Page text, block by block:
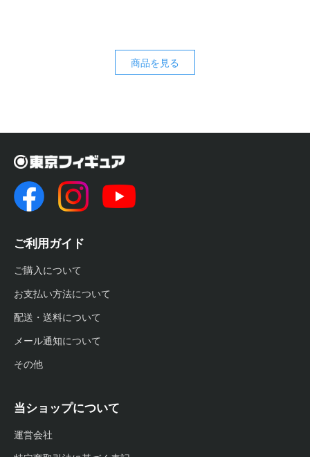
商品を見る
ご利用ガイド
ご購入について
お支払い方法について
配送・送料について
メール通知について
その他
当ショップについて
運営会社